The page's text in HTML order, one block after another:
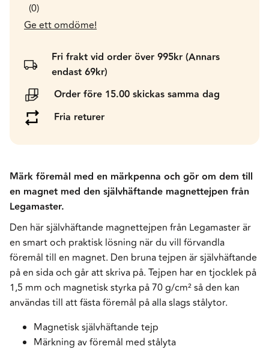
0
Ge ett omdöme!
Fri frakt vid order över 995kr (Annars
endast 69kr)
Order före 15.00 skickas samma dag
Fria returer
Märk föremål med en märkpenna och gör om dem till
en magnet med den självhäftande magnettejpen från
Legamaster.
Den här självhäftande magnettejpen från Legamaster är
en smart och praktisk lösning när du vill förvandla
föremål till en magnet. Den bruna tejpen är självhäftande
på en sida och går att skriva på. Tejpen har en tjocklek på
1,5 mm och magnetisk styrka på 70 g/cm² så den kan
användas till att fästa föremål på alla slags stålytor.
Magnetisk självhäftande tejp
Märkning av föremål med stålyta